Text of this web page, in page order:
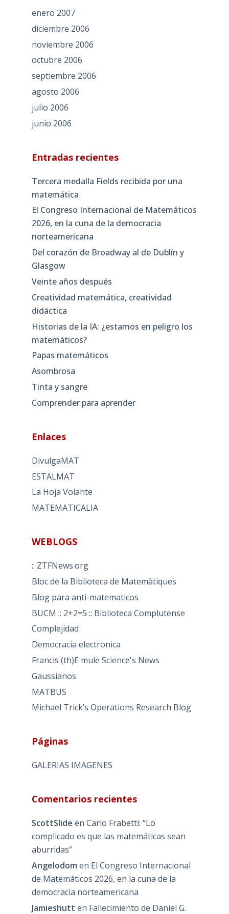
enero 2007
diciembre 2006
noviembre 2006
octubre 2006
septiembre 2006
agosto 2006
julio 2006
junio 2006
Entradas recientes
Tercera medalla Fields recibida por una
matemática
El Congreso Internacional de Matemáticos
2026, en la cuna de la democracia
norteamericana
Del corazón de Broadway al de Dublín y
Glasgow
Veinte años después
Creatividad matemática, creatividad
didáctica
Historias de la IA: ¿estamos en peligro los
matemáticos?
Papas matemáticos
Asombrosa
Tinta y sangre
Comprender para aprender
Enlaces
DivulgaMAT
ESTALMAT
La Hoja Volante
MATEMATICALIA
WEBLOGS
:: ZTFNews.org
Bloc de la Biblioteca de Matemàtiques
Blog para anti-matematicos
BUCM :: 2+2=5 :: Biblioteca Complutense
Complejidad
Democracia electronica
Francis (th)E mule Science's News
Gaussianos
MATBUS
Michael Trick’s Operations Research Blog
Páginas
GALERIAS IMAGENES
Comentarios recientes
ScottSlide en Carlo Frabetti: “Lo
complicado es que las matemáticas sean
aburridas”
Angelodom en El Congreso Internacional
de Matemáticos 2026, en la cuna de la
democracia norteamericana
Jamieshutt en Fallecimiento de Daniel G.